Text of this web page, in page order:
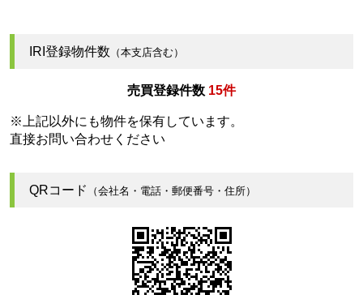
IRI登録物件数 （本支店含む）
売買登録件数 15件
※上記以外にも物件を保有しています。
直接お問い合わせください
QRコード （会社名・電話・郵便番号・住所）